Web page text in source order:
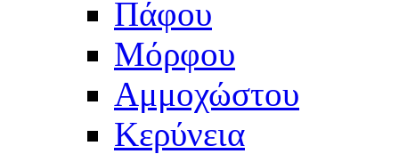
Πάφου
Μόρφου
Αμμοχώστου
Κερύνεια